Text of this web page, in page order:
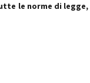
le norme di legge,